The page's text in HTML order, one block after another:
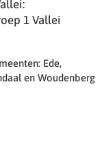
1 Vallei
Ede,
en Woudenberg